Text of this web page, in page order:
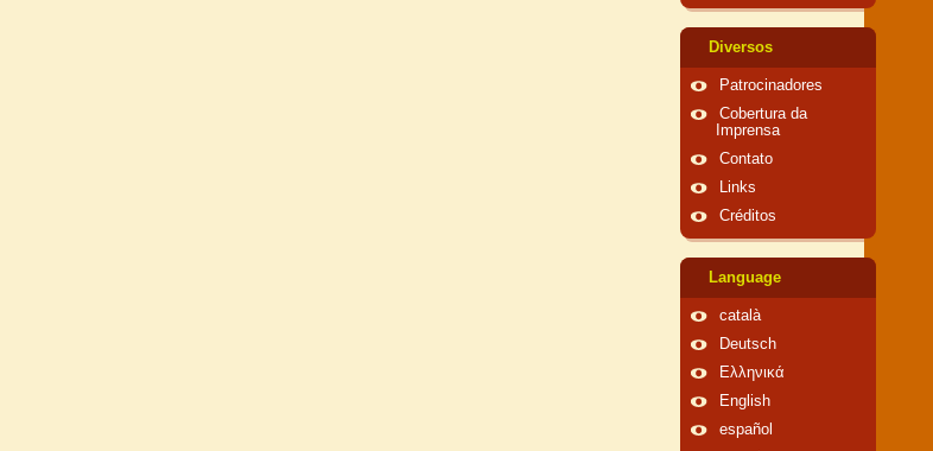
Diversos
Patrocinadores
Cobertura da
Imprensa
Contato
Links
Créditos
Language
català
Deutsch
Ελληνικά
English
español